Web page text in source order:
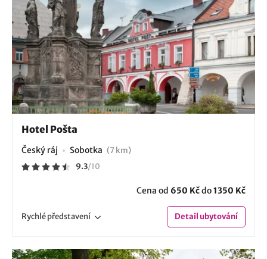
Hotel Pošta
Český ráj Sobotka (7 km)
9.3/10
Cena od 650 Kčdo1350 Kč
Rychlépředstavení Detailubytování